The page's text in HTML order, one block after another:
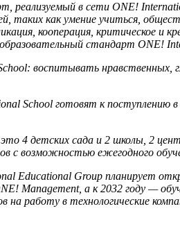
реализуемый в сети ONE!
таких как умение учиться,
кооперация, критическое и
стандарт ONE!
воспитывать нравственных,
School готовят к поступлению
4 детских сада и 2 школы, 2
с возможностью ежегодного
Educational Group планирует
Management, а к 2032 году —
на работу в технологические